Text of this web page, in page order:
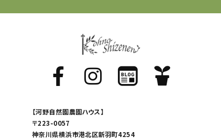
【河野自然園農園ハウス】
〒223-0057
神奈川県横浜市港北区新羽町4254